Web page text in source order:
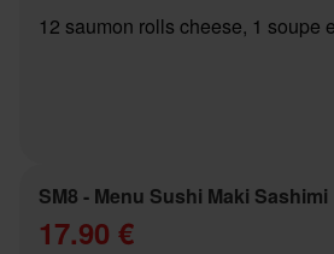
12 saumon rolls cheese, 1 soupe
SM8 - Menu Sushi Maki Sashimi
17.90 €